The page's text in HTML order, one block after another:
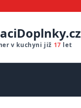
v kuchyni již 17 let